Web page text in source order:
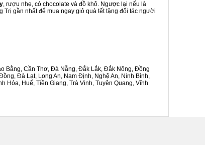
, rượu nhẹ, có chocolate và đồ khô. Ngược lại nếu là
gần nhất để mua ngay giỏ quà tết tặng đối tác người
Bằng, Cần Thơ, Đà Nẵng, Đắk Lắk, Đắk Nông, Đồng
Đà Lạt, Long An, Nam Định, Nghệ An, Ninh Bình,
Hóa, Huế, Tiền Giang, Trà Vinh, Tuyên Quang, Vĩnh